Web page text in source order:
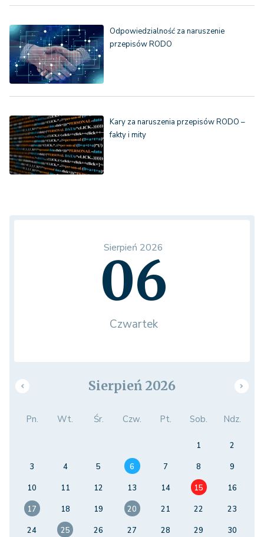
Odpowiedzialność za naruszenie
przepisów RODO
Kary za naruszenia przepisów RODO –
fakty i mity
Sierpień 2026
06
Czwartek
Sierpień 2026
Pn. Wt. Śr. Czw. Pt. Sob. Ndz.
1
2
3
4 5 6 7 8
9
10
11 12 13 14 15
16
17
18 19 20 21 22
23
24
25 26 27 28 29
30